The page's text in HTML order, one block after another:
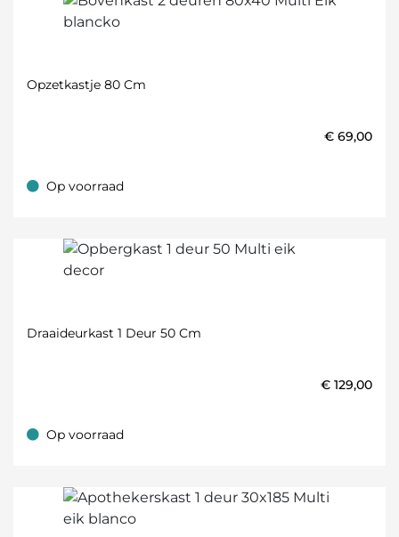
Opzetkastje 80 Cm
€ 69,00
Op voorraad
Op voorraad
Draaideurkast 1 Deur 50 Cm
€ 129,00
Op voorraad
Op voorraad